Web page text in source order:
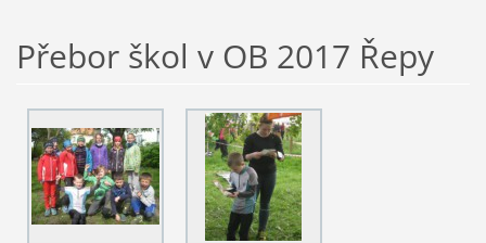
Přebor škol v OB 2017 Řepy